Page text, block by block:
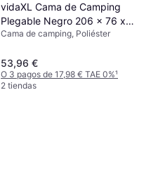
vidaXL Cama de Camping
Plegable Negro 206 x 76 x
74 cm
Cama de camping, Poliéster
53,96 €
O 3 pagos de 17,98 € TAE 0%¹
2 tiendas